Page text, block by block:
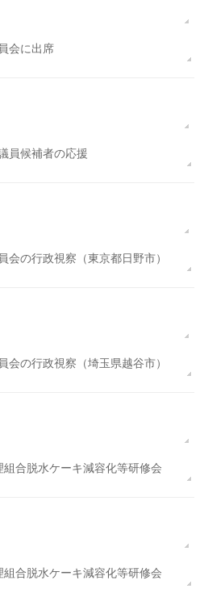
会に出席
員候補者の応援
会の行政視察（東京都日野市）
会の行政視察（埼玉県越谷市）
合脱水ケーキ減容化等研修会
合脱水ケーキ減容化等研修会